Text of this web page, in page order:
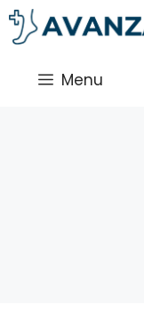
Saltar
al
Menu